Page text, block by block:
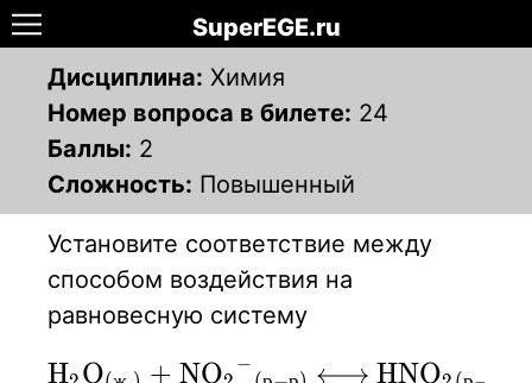
SuperEGE.ru
Дисциплина: Химия
Номер вопроса в билете: 24
Баллы: 2
Сложность: Повышенный
Установите соответствие между
способом воздействия на
равновесную систему
\ce{H2O_{(ж.)}
HXOX + NOX X
− X HNOXX